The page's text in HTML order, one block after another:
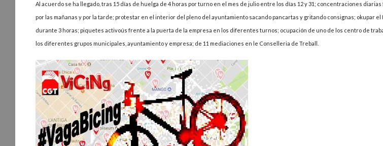
Al acuerdo se ha llegado, tras 15 días de huelga de 4 horas por turno en el mes de julio entre los días 12 y 31; concentraciones
por las mañanas y por la tarde; protestar en el interior del pleno del ayuntamiento sacando pancartas y gritando consignas; okupar
durante 3 horas; piquetes activoús frente a la puerta de la empresa en los diferentes turnos; ocupación de uno de los centro de
los diferentes grupos municipales, ayuntamiento y empresa; de 11 mediaciones en le Conselleria de Treball.